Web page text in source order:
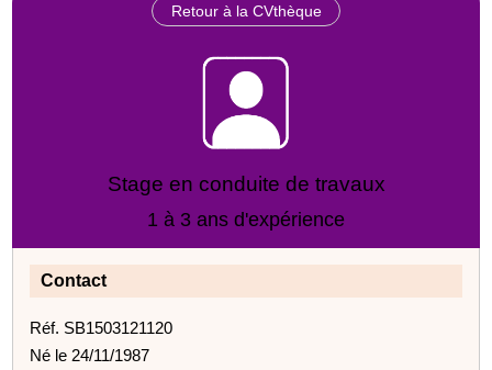
Retour à la CVthèque
Stage en conduite de travaux
1 à 3 ans d'expérience
Contact
Réf. SB1503121120
Né le 24/11/1987